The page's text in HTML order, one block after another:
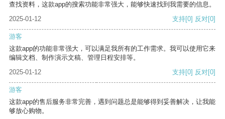
查找资料，这款app的搜索功能非常强大，能够快速找到我需要的信息。
2025-01-12
支持[0] 反对[0]
游客
这款app的功能非常强大，可以满足我所有的工作需求。我可以使用它来
编辑文档、制作演示文稿、管理日程安排等。
2025-01-12
支持[0] 反对[0]
游客
这款app的售后服务非常完善，遇到问题总是能够得到妥善解决，让我能
够放心购物。